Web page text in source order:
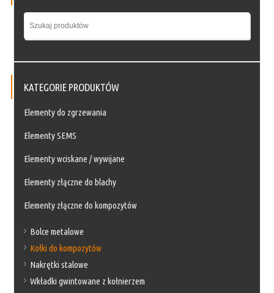
KATEGORIE PRODUKTÓW
Elementy do zgrzewania
Elementy SEMS
Elementy wciskane / wywijane
Elementy złączne do blachy
Elementy złączne do kompozytów
Bolce metalowe
Kołki do kompozytów
Nakrętki stalowe
Wkładki gwintowane z kołnierzem